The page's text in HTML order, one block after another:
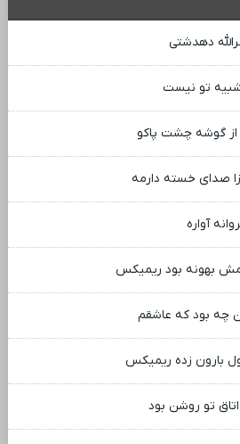
دهدشتی
تو نیست
از گوشه چشت پاکو
صدای خسته دارمه
آواره
بهونه بود ریمیکس
چه بود که عاشقم
بارون زده ریمیکس
تو روشن بود